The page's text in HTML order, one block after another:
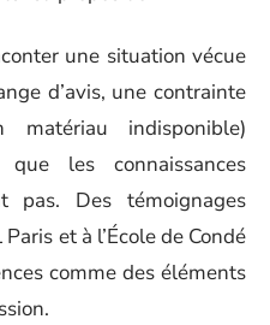
une situation vécue
d’avis, une contrainte
matériau indisponible)
les connaissances
pas. Des témoignages
et à l’École de Condé
comme des éléments